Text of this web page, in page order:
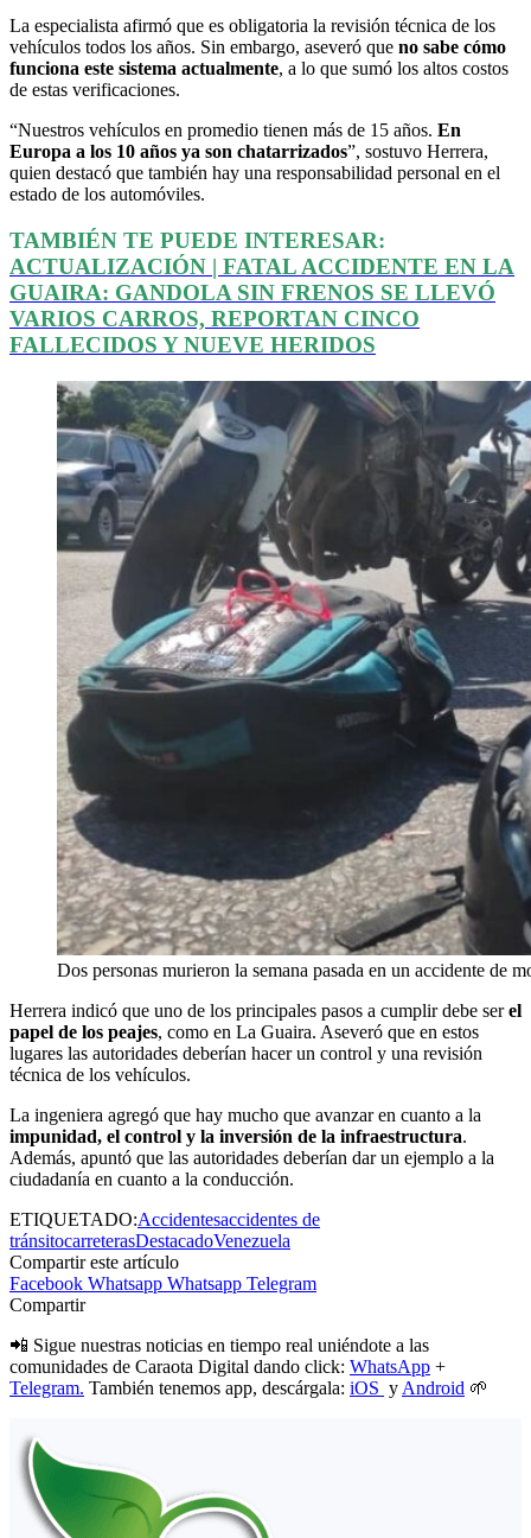
La especialista afirmó que es obligatoria la revisión técnica de los
vehículos todos los años. Sin embargo, aseveró que no sabe cómo
funciona este sistema actualmente, a lo que sumó los altos costos
de estas verificaciones.
“Nuestros vehículos en promedio tienen más de 15 años. En
Europa a los 10 años ya son chatarrizados”, sostuvo Herrera,
quien destacó que también hay una responsabilidad personal en el
estado de los automóviles.
TAMBIÉN TE PUEDE INTERESAR:
ACTUALIZACIÓN | FATAL ACCIDENTE EN LA
GUAIRA: GANDOLA SIN FRENOS SE LLEVÓ
VARIOS CARROS, REPORTAN CINCO
FALLECIDOS Y NUEVE HERIDOS
Dos personas murieron la semana pasada en un accidente de
Herrera indicó que uno de los principales pasos a cumplir debe serel
papel de los peajes, como en La Guaira. Aseveró que en estos
lugares las autoridades deberían hacer un control y una revisión
técnica de los vehículos.
La ingeniera agregó que hay mucho que avanzar en cuanto a la
impunidad, el control y la inversión de la infraestructura.
Además, apuntó que las autoridades deberían dar un ejemplo a la
ciudadanía en cuanto a la conducción.
ETIQUETADO:Accidentesaccidentes de
tránsitocarreterasDestacadoVenezuela
Compartir este artículo
Facebook Whatsapp Whatsapp Telegram
Compartir
📲 Sigue nuestras noticias en tiempo real uniéndote a las
comunidades de Caraota Digital dando click: WhatsApp +
Telegram. También tenemos app, descárgala: iOS y Android 🌱